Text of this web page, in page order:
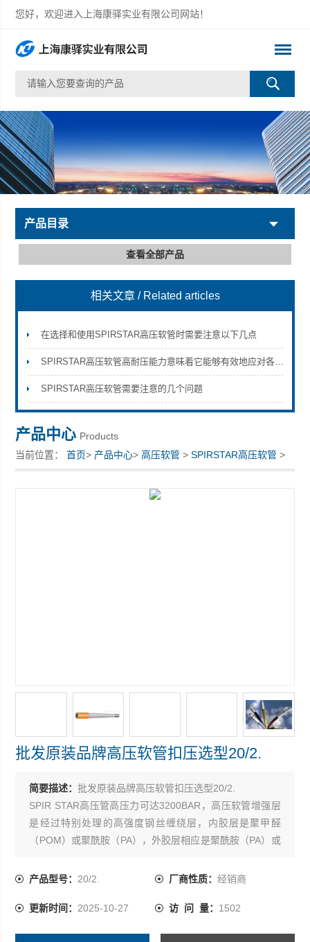
您好，欢迎进入上海康驿实业有限公司网站！
上海康驿实业有限公司
产品目录
查看全部产品
相关文章 / Related articles
在选择和使用SPIRSTAR高压软管时需要注意以下几点
SPIRSTAR高压软管高耐压能力意味着它能够有效地应对各种高压环境
SPIRSTAR高压软管需要注意的几个问题
产品中心 Products
当前位置：首页> 产品中心>高压软管 >SPIRSTAR高压软管 >
批发原装品牌高压软管扣压选型20/2.
批发原装品牌高压软管扣压选型20/2.
简要描述：批发原装品牌高压软管扣压选型20/2.
SPIR STAR高压管高压力可达3200BAR，高压软管增强层
是经过特别处理的高强度钢丝缠绕层，内胶层是聚甲醛
（POM）或聚酰胺（PA），外胶层相应是聚酰胺（PA）或
胀小，防化学腐蚀性好，重量轻，外径小，单根长度可达
造，
产品型号： 20/2. 厂商性质： 经销商
更新时间： 2025-10-27 访 问 量： 1502